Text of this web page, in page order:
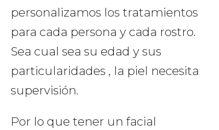
personalizamos los tratamientos
para cada persona y cada rostro.
Sea cual sea su edad y sus
particularidades , la piel necesita
supervisión.
Por lo que tener un facial